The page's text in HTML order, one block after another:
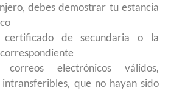
debes demostrar tu estancia
de secundaria o la
electrónicos válidos,
intransferibles, que no hayan sido